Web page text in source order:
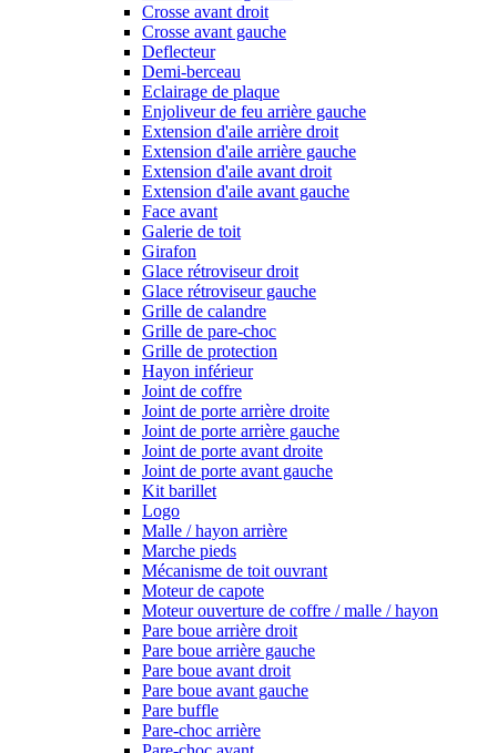
Crosse avant droit
Crosse avant gauche
Deflecteur
Demi-berceau
Eclairage de plaque
Enjoliveur de feu arrière gauche
Extension d'aile arrière droit
Extension d'aile arrière gauche
Extension d'aile avant droit
Extension d'aile avant gauche
Face avant
Galerie de toit
Girafon
Glace rétroviseur droit
Glace rétroviseur gauche
Grille de calandre
Grille de pare-choc
Grille de protection
Hayon inférieur
Joint de coffre
Joint de porte arrière droite
Joint de porte arrière gauche
Joint de porte avant droite
Joint de porte avant gauche
Kit barillet
Logo
Malle / hayon arrière
Marche pieds
Mécanisme de toit ouvrant
Moteur de capote
Moteur ouverture de coffre / malle / hayon
Pare boue arrière droit
Pare boue arrière gauche
Pare boue avant droit
Pare boue avant gauche
Pare buffle
Pare-choc arrière